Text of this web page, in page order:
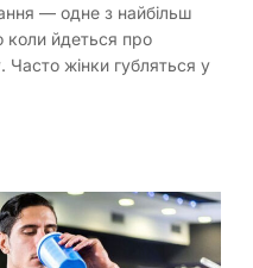
— одне з найбільш
коли йдеться про
Часто жінки губляться у